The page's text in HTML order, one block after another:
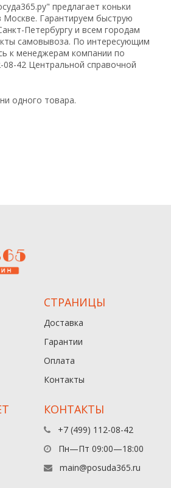
предлагает коньки
Москве. Гарантируем быструю
Петербургу и всем городам
самовывоза. По интересующим
к менеджерам компании по
42 Центральной справочной
одного товара.
СТРАНИЦЫ
Доставка
Гарантии
Оплата
Контакты
КОНТАКТЫ
+7 (499) 112-08-42
Пн—Пт 09:00—18:00
main@posuda365.ru